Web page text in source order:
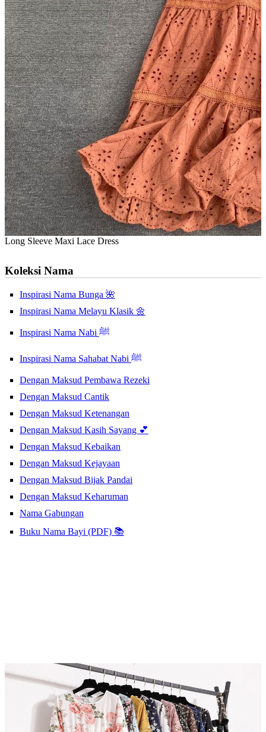
Long Sleeve Maxi Lace Dress
Koleksi Nama
Inspirasi Nama Bunga 🌺
Inspirasi Nama Melayu Klasik 🌼
Inspirasi Nama Nabi ﷺ
Inspirasi Nama Sahabat Nabi ﷺ
Dengan Maksud Pembawa Rezeki
Dengan Maksud Cantik
Dengan Maksud Ketenangan
Dengan Maksud Kasih Sayang 💕
Dengan Maksud Kebaikan
Dengan Maksud Kejayaan
Dengan Maksud Bijak Pandai
Dengan Maksud Keharuman
Nama Gabungan
Buku Nama Bayi (PDF) 📚